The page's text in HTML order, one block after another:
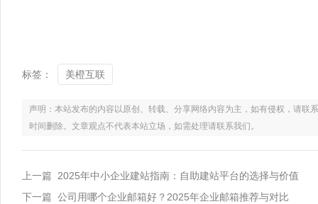
标签： 美橙互联
声明：本站发布的内容以原创、转载、分享网络内容为主，如有侵权，请
时间删除。文章观点不代表本站立场，如需处理请联系我们。
上一篇 2025年中小企业建站指南：自助建站平台的选择与价值
下一篇 公司用哪个企业邮箱好？2025年企业邮箱推荐与对比